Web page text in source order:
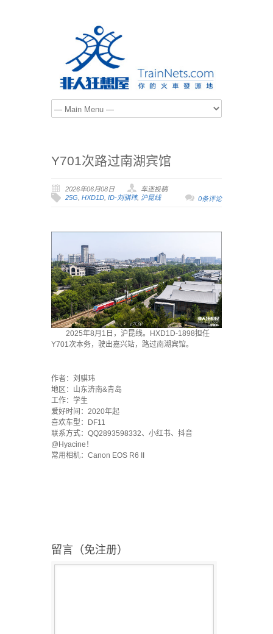
Y701次路过南湖宾馆
2026年06月08日
车迷投稿
25G, HXD1D, ID-刘骐玮, 沪昆线 0条评论
2025年8月1日，沪昆线。HXD1D-1898担任
Y701次本务，驶出嘉兴站，路过南湖宾馆。
作者：刘骐玮
地区：山东济南&青岛
工作：学生
爱好时间：2020年起
喜欢车型：DF11
联系方式：QQ2893598332、小红书、抖音
@Hyacine！
常用相机：Canon EOS R6 II
留言（免注册）